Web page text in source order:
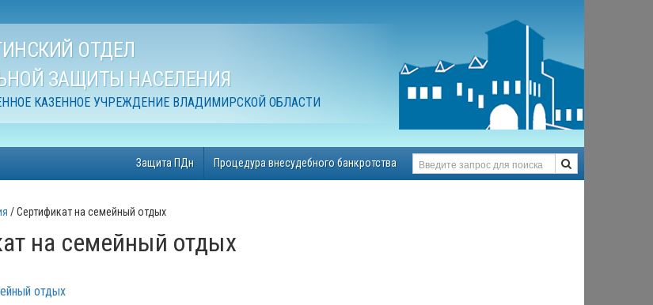
ОТДЕЛ
ЗАЩИТЫ НАСЕЛЕНИЯ
КАЗЕННОЕ УЧРЕЖДЕНИЕ ВЛАДИМИРСКОЙ ОБЛАСТИ
Защита ПДн Процедура внесудебного банкротства
Сертификат на семейный отдых
на семейный отдых
отдых